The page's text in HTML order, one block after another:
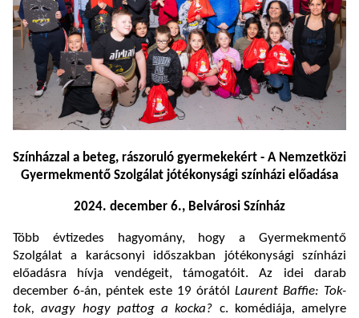
Színházzal a beteg, rászoruló gyermekekért - A Nemzetközi
Gyermekmentő Szolgálat jótékonysági színházi előadása
2024. december 6., Belvárosi Színház
Több évtizedes hagyomány, hogy a Gyermekmentő
Szolgálat a karácsonyi időszakban jótékonysági színházi
előadásra hívja vendégeit, támogatóit. Az idei darab
december 6-án, péntek este 19 órától Laurent Baffie: Tok-
tok, avagy hogy pattog a kocka? c. komédiája, amelyre